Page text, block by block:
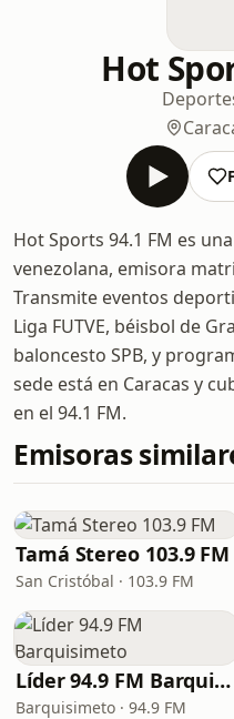
Hot
Hot Sports 94.1 FM es
venezolana, emisora
Transmite eventos
Liga FUTVE, béisbol de
baloncesto SPB, y
sede está en Caracas y
en el 94.1 FM.
Emisoras
Tamá Stereo 103.9 FM
San Cristóbal · 103.9 FM
Líder 94.9 FM Barquisimeto
Barquisimeto · 94.9 FM